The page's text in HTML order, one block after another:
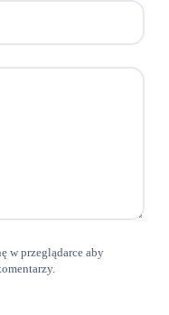
w przeglądarce aby